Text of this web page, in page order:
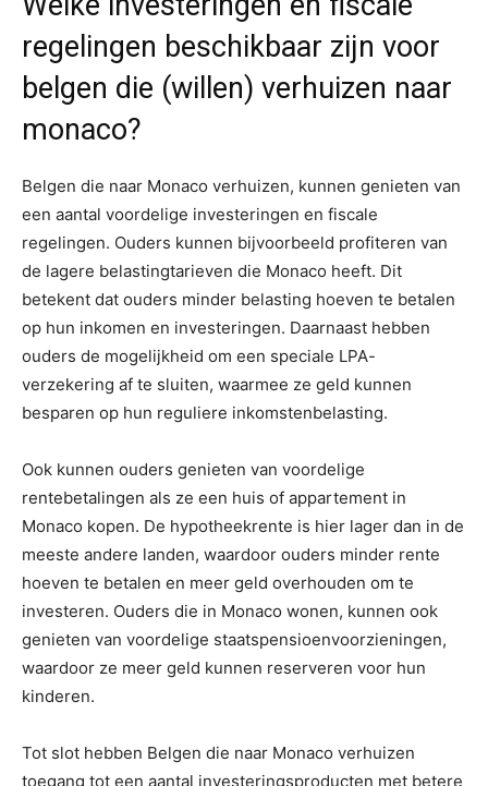
regelingen beschikbaar zijn voor
belgen die (willen) verhuizen naar
monaco?
Belgen die naar Monaco verhuizen, kunnen genieten van
een aantal voordelige investeringen en fiscale
regelingen. Ouders kunnen bijvoorbeeld profiteren van
de lagere belastingtarieven die Monaco heeft. Dit
betekent dat ouders minder belasting hoeven te betalen
op hun inkomen en investeringen. Daarnaast hebben
ouders de mogelijkheid om een speciale LPA-
verzekering af te sluiten, waarmee ze geld kunnen
besparen op hun reguliere inkomstenbelasting.
Ook kunnen ouders genieten van voordelige
rentebetalingen als ze een huis of appartement in
Monaco kopen. De hypotheekrente is hier lager dan in de
meeste andere landen, waardoor ouders minder rente
hoeven te betalen en meer geld overhouden om te
investeren. Ouders die in Monaco wonen, kunnen ook
genieten van voordelige staatspensioenvoorzieningen,
waardoor ze meer geld kunnen reserveren voor hun
kinderen.
Tot slot hebben Belgen die naar Monaco verhuizen
toegang tot een aantal investeringsproducten met betere